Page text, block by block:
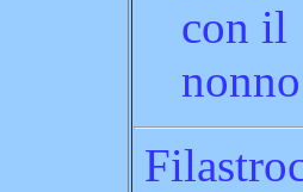
con il